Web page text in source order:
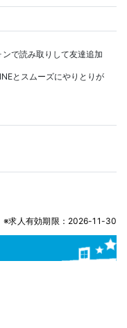
で読み取りして友達追加
とスムーズにやりとりが
※求人有効期限：2026-11-30